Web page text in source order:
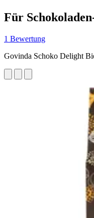
Für
1 Bewertung
Govinda Schoko Delight